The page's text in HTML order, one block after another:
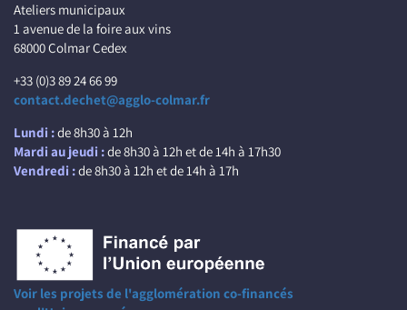
Ateliers municipaux
1 avenue de la foire aux vins
68000 Colmar Cedex
+33 (0)3 89 24 66 99
contact.dechet@agglo-colmar.fr
Lundi :de 8h30 à 12h
Mardi au jeudi :de 8h30 à 12h et de 14h à 17h30
Vendredi :de 8h30 à 12h et de 14h à 17h
Voir les projets de l'agglomération co-financés